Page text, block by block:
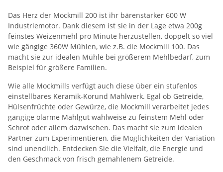
Das Herz der Mockmill 200 ist ihr bärenstarker 600 W
Industriemotor. Dank diesem ist sie in der Lage etwa 200g
feinstes Weizenmehl pro Minute herzustellen, doppelt so viel
wie gängige 360W Mühlen, wie z.B. die Mockmill 100. Das
macht sie zur idealen Mühle bei größerem Mehlbedarf, zum
Beispiel für größere Familien.
Wie alle Mockmills verfügt auch diese über ein stufenlos
einstellbares Keramik-Korund Mahlwerk. Egal ob Getreide,
Hülsenfrüchte oder Gewürze, die Mockmill verarbeitet jedes
gängige ölarme Mahlgut wahlweise zu feinstem Mehl oder
Schrot oder allem dazwischen. Das macht sie zum idealen
Partner zum Experimentieren, die Möglichkeiten der Variation
sind unendlich. Entdecken Sie die Vielfalt, die Energie und
den Geschmack von frisch gemahlenem Getreide.